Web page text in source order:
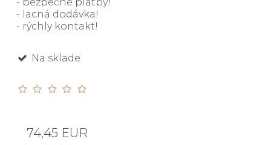
- lacná dodávka!
- rýchly kontakt!
Na sklade
74,45 EUR